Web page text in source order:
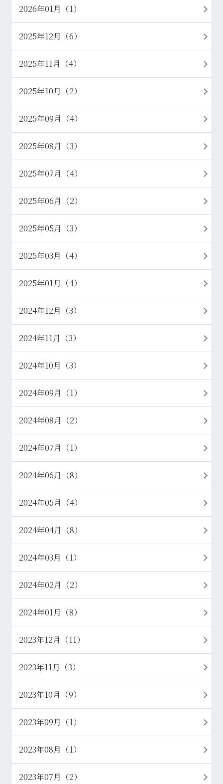
2026年01月（1）
2025年12月（6）
2025年11月（4）
2025年10月（2）
2025年09月（4）
2025年08月（3）
2025年07月（4）
2025年06月（2）
2025年05月（3）
2025年03月（4）
2025年01月（4）
2024年12月（3）
2024年11月（3）
2024年10月（3）
2024年09月（1）
2024年08月（2）
2024年07月（1）
2024年06月（8）
2024年05月（4）
2024年04月（8）
2024年03月（1）
2024年02月（2）
2024年01月（8）
2023年12月（11）
2023年11月（3）
2023年10月（9）
2023年09月（1）
2023年08月（1）
2023年07月（2）